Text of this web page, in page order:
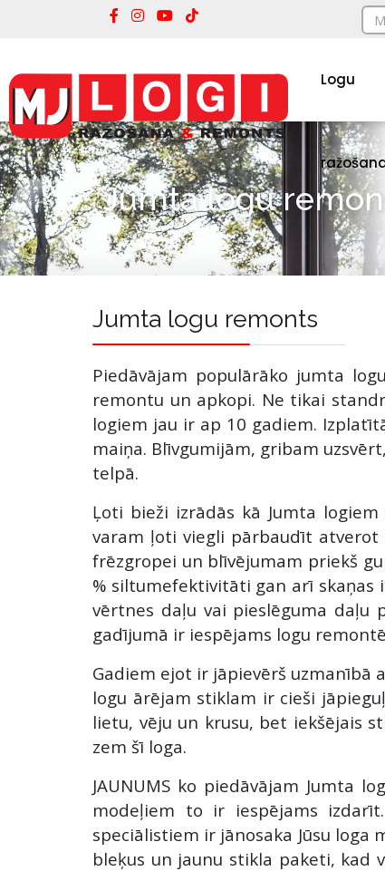
Logu
Jumta logu
Jumta logu remonts
Piedāvājam populārāko jumta logu
remontu un apkopi. Ne tikai
logiem jau ir ap 10 gadiem.
maiņa. Blīvgumijām, gribam
telpā.
Ļoti bieži izrādās kā Jumta
varam ļoti viegli pārbaudīt
frēzgropei un blīvējumam priekš
% siltumefektivitāti gan arī skaņas
vērtnes daļu vai pieslēguma daļu
gadījumā ir iespējams logu
Gadiem ejot ir jāpievērš uzmanībā
logu ārējam stiklam ir cieši
lietu, vēju un krusu, bet iekšējais
zem šī loga.
JAUNUMS ko piedāvājam Jumta
modeļiem to ir iespējams
speciālistiem ir jānosaka Jūsu loga
bleķus un jaunu stikla paketi, kad